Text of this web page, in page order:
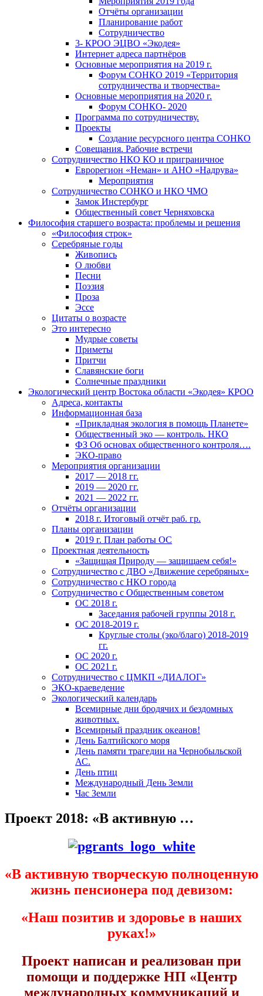
Отчёты организации
Планирование работ
Сотрудничество
3- КРОО ЭЦВО «Экодея»
Интернет адреса партнёров
Основные мероприятия на 2019 г.
Форум СОНКО 2019 «Территория
сотрудничества и творчества»
Основные мероприятия на 2020 г.
Форум СОНКО- 2020
Программа по сотрудничеству.
Проекты
Создание ресурсного центра СОНКО
Совещания. Рабочие встречи
Сотрудничество НКО КО и приграничное
Еврорегион «Неман» и АНО «Надрува»
Мероприятия
Сотрудничество СОНКО и НКО ЧМО
Замок Инстербург
Общественный совет Черняховска
Философия старшего возраста: проблемы и решения
«Философия строк»
Серебряные годы
Живопись
О любви
Песни
Поэзия
Проза
Эссе
Цитаты о возрасте
Это интересно
Мудрые советы
Приметы
Притчи
Славянские боги
Солнечные праздники
Экологический центр Востока области «Экодея» КРОО
Адреса, контакты
Информационная база
«Прикладная экология в помощь Планете»
Общественный эко — контроль. НКО
ФЗ Об основах общественного контроля….
ЭКО-право
Мероприятия организации
2017 — 2018 гг.
2019 — 2020 гг.
2021 — 2022 гг.
Отчёты организации
2018 г. Итоговый отчёт раб. гр.
Планы организации
2019 г. План работы ОС
Проектная деятельность
«Защищая Природу — защищаем себя!»
Сотрудничество с ДВО «Движение серебряных»
Сотрудничество с НКО города
Сотрудничество с Общественным советом
ОС 2018 г.
Заседания рабочей группы 2018 г.
ОС 2018-2019 г.
Круглые столы (эко/благо) 2018-2019
гг.
ОС 2020 г.
ОС 2021 г.
Сотрудничество с ЦМКП «ДИАЛОГ»
ЭКО-краеведение
Экологический календарь
Всемирные дни бродячих и бездомных
животных.
Всемирный праздник океанов!
День Балтийского моря
День памяти трагедии на Чернобыльской
АС.
День птиц
Международный День Земли
Час Земли
Проект 2018: «В активную …
«В активную творческую полноценную
жизнь пенсионера под девизом:
«Наш позитив и здоровье в наших
руках!»
Проект написан и реализован при
помощи и поддержке НП «Центр
международных коммуникаций и